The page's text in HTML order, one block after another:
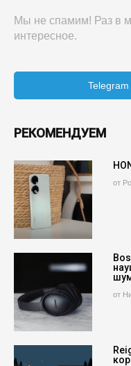
Мы не спамим! Раз в
интересное.
РЕКОМЕНДУЕМ
от
от